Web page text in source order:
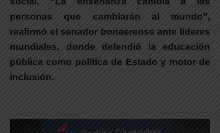
personas que cambiarán al mundo”,
reafirmó el senador bonaerense ante líderes
mundiales, donde defendió la educación
pública como política de Estado y motor de
inclusión.